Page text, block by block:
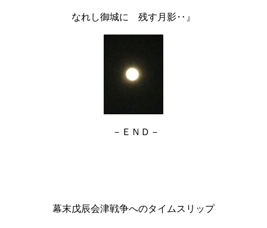
なれし御城に 残す月影‥』
－ＥＮＤ－
幕末戊辰会津戦争へのタイムスリップ